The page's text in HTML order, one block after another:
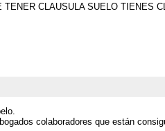
CLAUSULA SUELO TIENES
colaboradores que están